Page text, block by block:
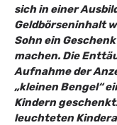
sich in einer
Geldbörseninhalt
Sohn ein
machen. Die
Aufnahme der
„kleinen Bengel“
Kindern
leuchteten